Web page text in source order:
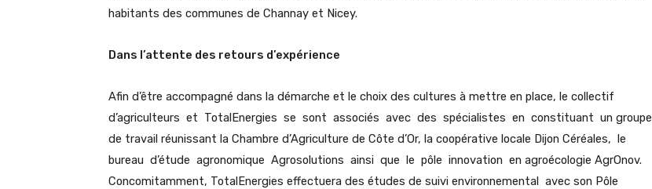
habitants des communes de Channay et Nicey.
Dans l’attente des retours d’expérience
Afin d’être accompagné dans la démarche et le choix des cultures à mettre en place, le collectif
d’agriculteurs et TotalEnergies se sont associés avec des spécialistes en constituant un groupe
de travail réunissant la Chambre d’Agriculture de Côte d’Or, la coopérative locale Dijon Céréales, le
bureau d’étude agronomique Agrosolutions ainsi que le pôle innovation en agroécologie AgrOnov.
Concomitamment, TotalEnergies effectuera des études de suivi environnemental avec son Pôle